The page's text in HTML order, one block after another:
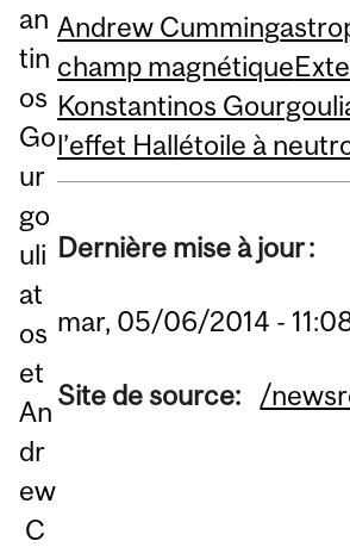
an
tin
os
Go
ur
go
uli
at
os
et
An
dr
ew
C
Andrew Cumming
champ magnétique
Konstantinos
l’effet Hallétoile à
Dernière mise à jour :
mar, 05/06/2014 -
Site de source: /